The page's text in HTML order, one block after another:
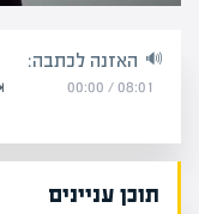
האזנה לכתבה:
08:01
/
00:00
תוכן עניינים